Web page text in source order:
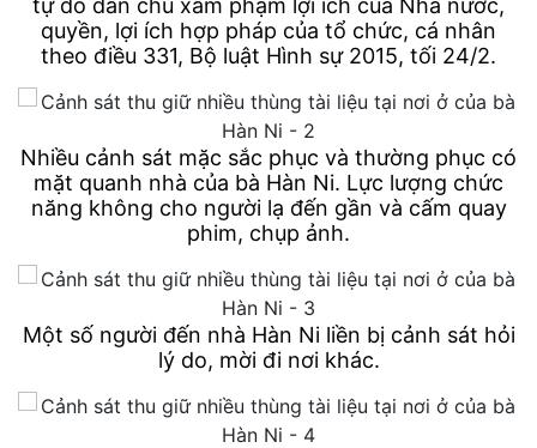
tự do dân chủ xâm phạm lợi ích của Nhà nước,
quyền, lợi ích hợp pháp của tổ chức, cá nhân
theo điều 331, Bộ luật Hình sự 2015, tối 24/2.
Nhiều cảnh sát mặc sắc phục và thường phục có
mặt quanh nhà của bà Hàn Ni. Lực lượng chức
năng không cho người lạ đến gần và cấm quay
phim, chụp ảnh.
Một số người đến nhà Hàn Ni liền bị cảnh sát hỏi
lý do, mời đi nơi khác.